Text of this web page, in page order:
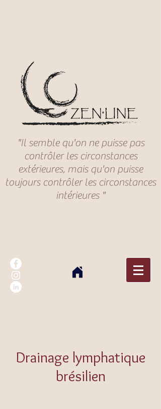
"Il semble qu'on ne puisse pas
contrôler les circonstances
extérieures, mais qu'on puisse
toujours contrôler les circonstances
intérieures "
Drainage lymphatique
brésilien